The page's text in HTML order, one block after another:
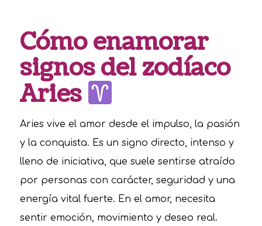
Cómo enamorar
signos del zodíaco
Aries
Aries vive el amor desde el impulso, la pasión
y la conquista. Es un signo directo, intenso y
lleno de iniciativa, que suele sentirse atraído
por personas con carácter, seguridad y una
energía vital fuerte. En el amor, necesita
sentir emoción, movimiento y deseo real.